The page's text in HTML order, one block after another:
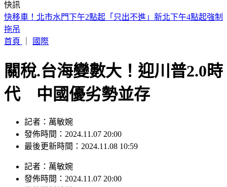
快訊
2026父親節優惠懶人包》餐廳、飯店、樂園一次看
首頁
關稅.台海變數大！迎川普2.0時
代 中國優劣勢並存
發佈時間：2024.11.07 20:00
最後更新時間：2024.11.08 10:59
發佈時間：2024.11.07 20:00
最後更新時間：2024.11.08 10:59